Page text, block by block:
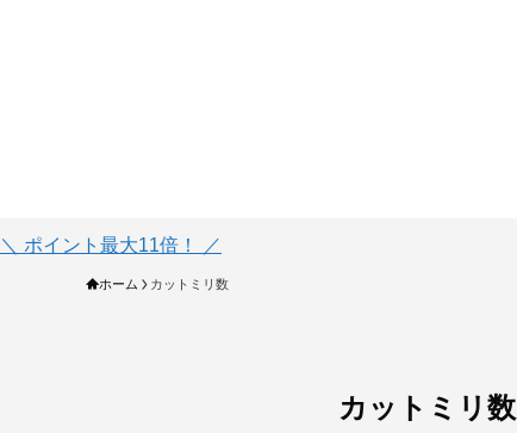
＼ ポイント最大11倍！ ／
ホーム カットミリ数
カットミリ数